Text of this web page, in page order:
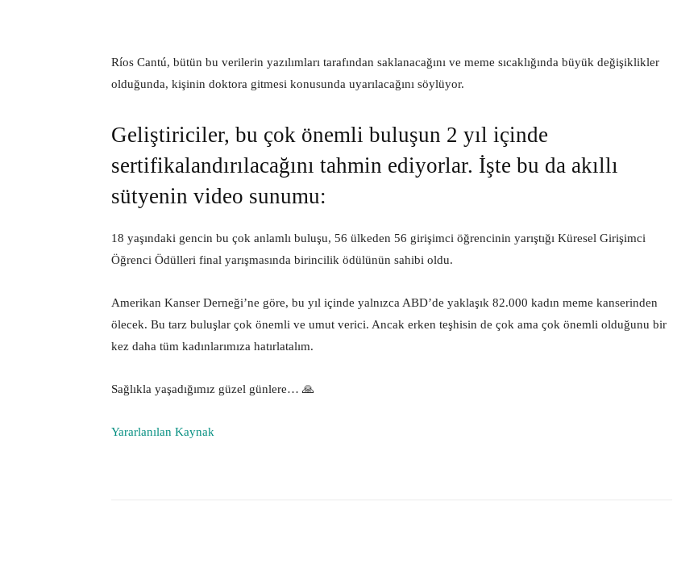
Ríos Cantú, bütün bu verilerin yazılımları tarafından saklanacağını ve meme sıcaklığında büyük değişiklikler
olduğunda, kişinin doktora gitmesi konusunda uyarılacağını söylüyor.
Geliştiriciler, bu çok önemli buluşun 2 yıl içinde
sertifikalandırılacağını tahmin ediyorlar. İşte bu da akıllı
sütyenin video sunumu:
18 yaşındaki gencin bu çok anlamlı buluşu, 56 ülkeden 56 girişimci öğrencinin yarıştığı Küresel Girişimci
Öğrenci Ödülleri final yarışmasında birincilik ödülünün sahibi oldu.
Amerikan Kanser Derneği’ne göre, bu yıl içinde yalnızca ABD’de yaklaşık 82.000 kadın meme kanserinden
ölecek. Bu tarz buluşlar çok önemli ve umut verici. Ancak erken teşhisin de çok ama çok önemli olduğunu bir
kez daha tüm kadınlarımıza hatırlatalım.
Sağlıkla yaşadığımız güzel günlere… 🙏
Yararlanılan Kaynak